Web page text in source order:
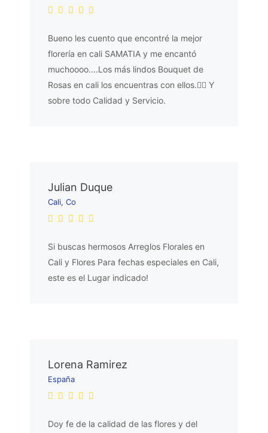
Bueno les cuento que encontré la mejor
florería en cali SAMATIA y me encantó
muchoooo....Los más lindos Bouquet de
Rosas en cali los encuentras con ellos.👌🏼 Y
sobre todo Calidad y Servicio.
Julian Duque
Cali, Co
Si buscas hermosos Arreglos Florales en
Cali y Flores Para fechas especiales en Cali,
este es el Lugar indicado!
Lorena Ramirez
España
Doy fe de la calidad de las flores y del